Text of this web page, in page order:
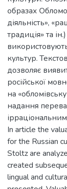
образах
діяльність»,
традиція» та
культур.
дозволяє
російської
на
надання
In article the
for the Russian
Stoltz are
created
lingual and